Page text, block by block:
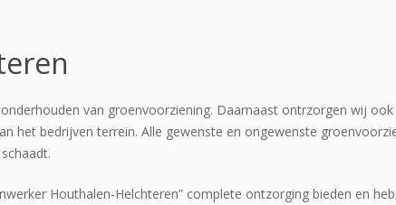
van groenvoorziening. Daarnaast ontrzorgen wij
het bedrijven terrein. Alle gewenste en ongewenste
Houthalen-Helchteren” complete ontzorging bieden en